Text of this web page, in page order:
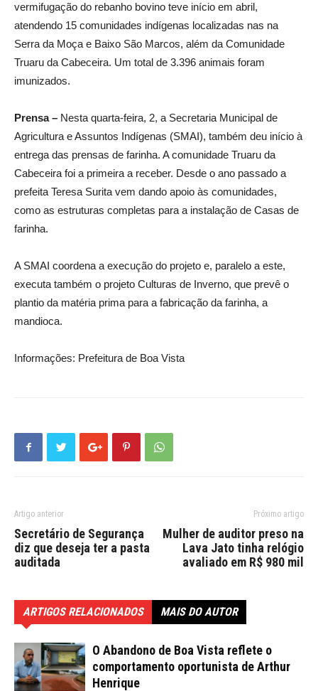
vermifugação do rebanho bovino teve início em abril,
atendendo 15 comunidades indígenas localizadas nas na
Serra da Moça e Baixo São Marcos, além da Comunidade
Truaru da Cabeceira. Um total de 3.396 animais foram
imunizados.
Prensa – Nesta quarta-feira, 2, a Secretaria Municipal de
Agricultura e Assuntos Indígenas (SMAI), também deu início à
entrega das prensas de farinha. A comunidade Truaru da
Cabeceira foi a primeira a receber. Desde o ano passado a
prefeita Teresa Surita vem dando apoio às comunidades,
como as estruturas completas para a instalação de Casas de
farinha.
A SMAI coordena a execução do projeto e, paralelo a este,
executa também o projeto Culturas de Inverno, que prevê o
plantio da matéria prima para a fabricação da farinha, a
mandioca.
Informações: Prefeitura de Boa Vista
Artigo anterior
Secretário de Segurança
diz que deseja ter a pasta
auditada
Próximo artigo
Mulher de auditor preso na
Lava Jato tinha relógio
avaliado em R$ 980 mil
ARTIGOS RELACIONADOS MAIS DO AUTOR
O Abandono de Boa Vista reflete o
comportamento oportunista de Arthur
Henrique